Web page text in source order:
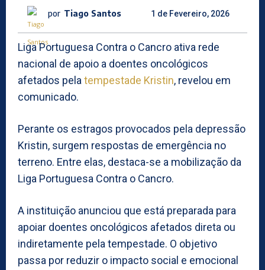
por Tiago Santos 1 de Fevereiro, 2026
Liga Portuguesa Contra o Cancro ativa rede
nacional de apoio a doentes oncológicos
afetados pelatempestade Kristin, revelou em
comunicado.
Perante os estragos provocados pela depressão
Kristin, surgem respostas de emergência no
terreno. Entre elas, destaca-se a mobilização da
Liga Portuguesa Contra o Cancro.
A instituição anunciou que está preparada para
apoiar doentes oncológicos afetados direta ou
indiretamente pela tempestade. O objetivo
passa por reduzir o impacto social e emocional